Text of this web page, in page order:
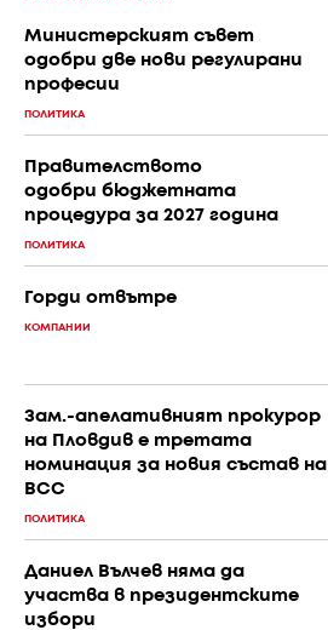
Министерският съвет
одобри две нови регулирани
професии
ПОЛИТИКА
Правителството
одобри бюджетната
процедура за 2027 година
ПОЛИТИКА
Горди отвътре
КОМПАНИИ
Зам.-апелативният прокурор
на Пловдив е третата
номинация за новия състав на
ВСС
ПОЛИТИКА
Даниел Вълчев няма да
участва в президентските
избори